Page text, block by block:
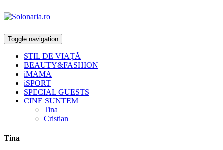
Toggle navigation
STIL DE VIAȚĂ
BEAUTY&FASHION
iMAMA
iSPORT
SPECIAL GUESTS
CINE SUNTEM
Tina
Cristian
Tina